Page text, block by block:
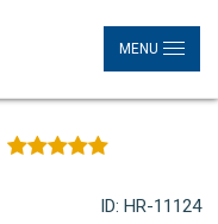
MENU
ID: HR-11124